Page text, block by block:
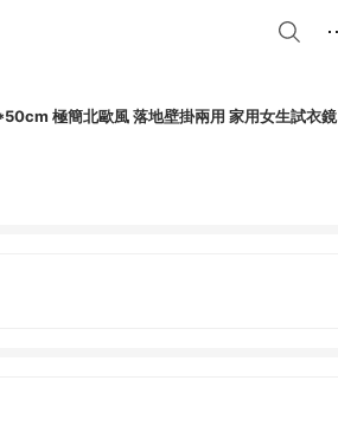
極簡北歐風 落地壁掛兩用 家用女生試衣鏡